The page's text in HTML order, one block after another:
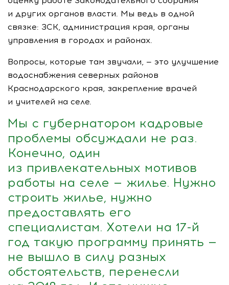
и других органов власти. Мы ведь в одной
связке: ЗСК, администрация края, органы
управления в городах и районах.
Вопросы, которые там звучали, — это улучшение
водоснабжения северных районов
Краснодарского края, закрепление врачей
и учителей на селе.
Мы с губернатором кадровые
проблемы обсуждали не раз.
Конечно, один
из привлекательных мотивов
работы на селе — жилье. Нужно
строить жилье, нужно
предоставлять его
специалистам. Хотели на 17-й
год такую программу принять —
не вышло в силу разных
обстоятельств, перенесли